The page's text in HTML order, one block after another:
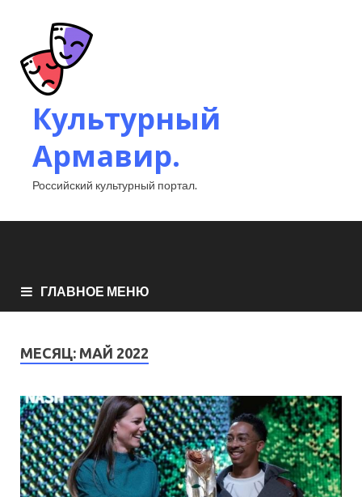
Культурный
Армавир.
Российский культурный портал.
ГЛАВНОЕ МЕНЮ
МЕСЯЦ: МАЙ 2022